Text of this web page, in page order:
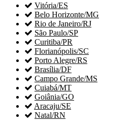
 Vitória/ES
 Belo Horizonte/MG
 Rio de Janeiro/RJ
 São Paulo/SP
 Curitiba/PR
 Florianópolis/SC
 Porto Alegre/RS
 Brasília/DF
 Campo Grande/MS
 Cuiabá/MT
 Goiânia/GO
 Aracaju/SE
 Natal/RN